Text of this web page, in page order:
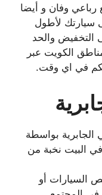
وفان و أيضا
سيارتك لأطول
التخفيض والحد
الكويت عبر
في اي وقت.
بواسطة
البيت نخبة من
السيارات أو